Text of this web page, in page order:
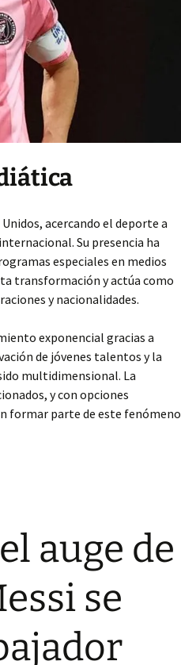
acercando el deporte a
Su presencia ha
especiales en medios
transformación y actúa como
y nacionalidades.
exponencial gracias a
de jóvenes talentos y la
multidimensional. La
y con opciones
formar parte de este fenómeno
auge de
se